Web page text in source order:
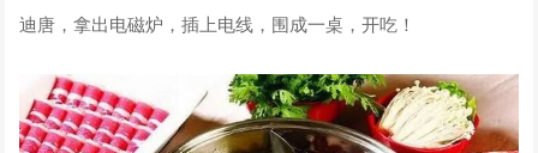
迪唐，拿出电磁炉，插上电线，围成一桌，开吃！